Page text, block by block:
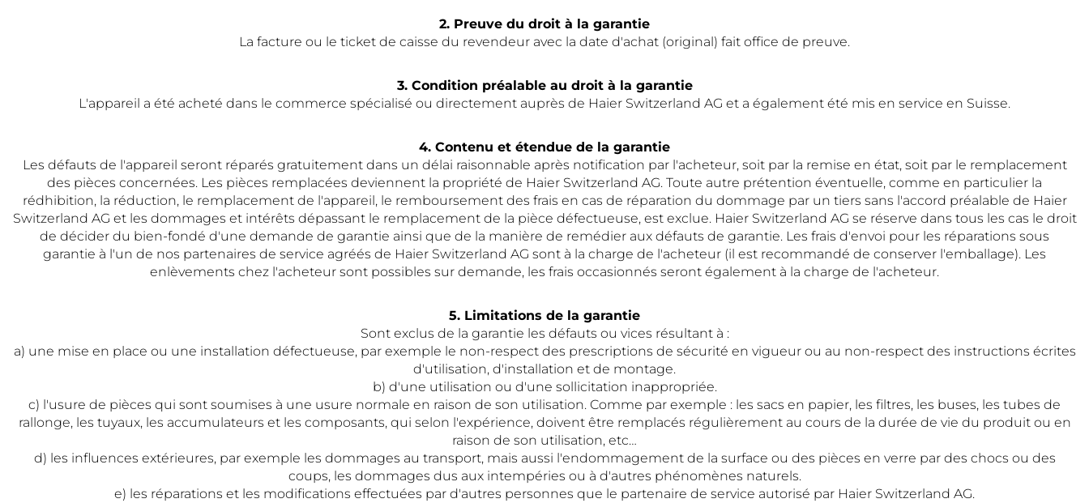
2. Preuve du droit à la garantie
La facture ou le ticket de caisse du revendeur avec la date d'achat (original) fait office de preuve.
3. Condition préalable au droit à la garantie
L'appareil a été acheté dans le commerce spécialisé ou directement auprès de Haier Switzerland AG et a également été mis en service en Suisse.
4. Contenu et étendue de la garantie
Les défauts de l'appareil seront réparés gratuitement dans un délai raisonnable après notification par l'acheteur, soit par la remise en état, soit par le remplacement
des pièces concernées. Les pièces remplacées deviennent la propriété de Haier Switzerland AG. Toute autre prétention éventuelle, comme en particulier la
rédhibition, la réduction, le remplacement de l'appareil, le remboursement des frais en cas de réparation du dommage par un tiers sans l'accord préalable de Haier
Switzerland AG et les dommages et intérêts dépassant le remplacement de la pièce défectueuse, est exclue. Haier Switzerland AG se réserve dans tous les cas le droit
de décider du bien-fondé d'une demande de garantie ainsi que de la manière de remédier aux défauts de garantie. Les frais d'envoi pour les réparations sous
garantie à l'un de nos partenaires de service agréés de Haier Switzerland AG sont à la charge de l'acheteur (il est recommandé de conserver l'emballage). Les
enlèvements chez l'acheteur sont possibles sur demande, les frais occasionnés seront également à la charge de l'acheteur.
5. Limitations de la garantie
Sont exclus de la garantie les défauts ou vices résultant à :
a) une mise en place ou une installation défectueuse, par exemple le non-respect des prescriptions de sécurité en vigueur ou au non-respect des instructions écrites
d'utilisation, d'installation et de montage.
b) d'une utilisation ou d'une sollicitation inappropriée.
c) l'usure de pièces qui sont soumises à une usure normale en raison de son utilisation. Comme par exemple : les sacs en papier, les filtres, les buses, les tubes de
rallonge, les tuyaux, les accumulateurs et les composants, qui selon l'expérience, doivent être remplacés régulièrement au cours de la durée de vie du produit ou en
raison de son utilisation, etc…
d) les influences extérieures, par exemple les dommages au transport, mais aussi l'endommagement de la surface ou des pièces en verre par des chocs ou des
coups, les dommages dus aux intempéries ou à d'autres phénomènes naturels.
e) les réparations et les modifications effectuées par d'autres personnes que le partenaire de service autorisé par Haier Switzerland AG.